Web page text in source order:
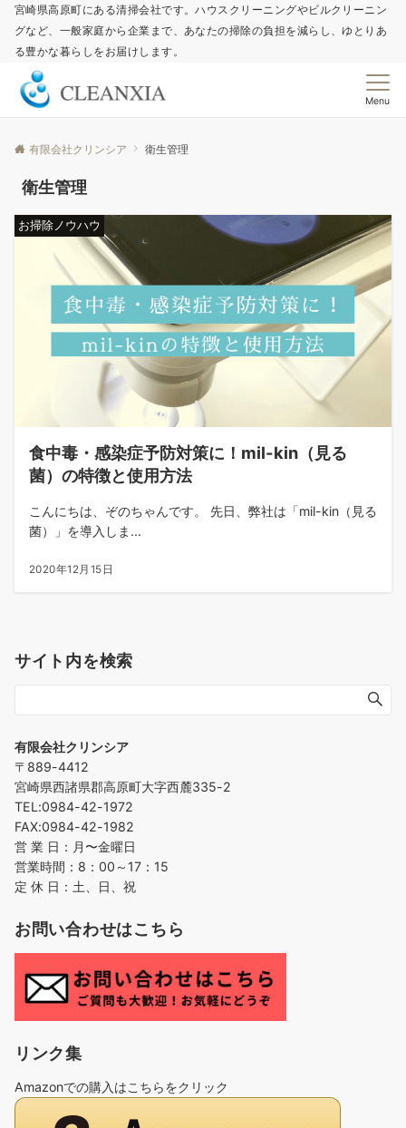
宮崎県高原町にある清掃会社です。ハウスクリーニングやビルクリーニン
グなど、一般家庭から企業まで、あなたの掃除の負担を減らし、ゆとりあ
る豊かな暮らしをお届けします。
Menu
有限会社クリンシア 衛生管理
衛生管理
お掃除ノウハウ
食中毒・感染症予防対策に！mil-kin（見る
菌）の特徴と使用方法
こんにちは、ぞのちゃんです。 先日、弊社は「mil-kin（見る
菌）」を導入しま...
2020年12月15日
サイト内を検索
有限会社クリンシア
〒889-4412
宮崎県西諸県郡高原町大字西麓335-2
TEL:0984-42-1972
FAX:0984-42-1982
営 業 日：月〜金曜日
営業時間：8：00～17：15
定 休 日：土、日、祝
お問い合わせはこちら
リンク集
Amazonでの購入はこちらをクリック